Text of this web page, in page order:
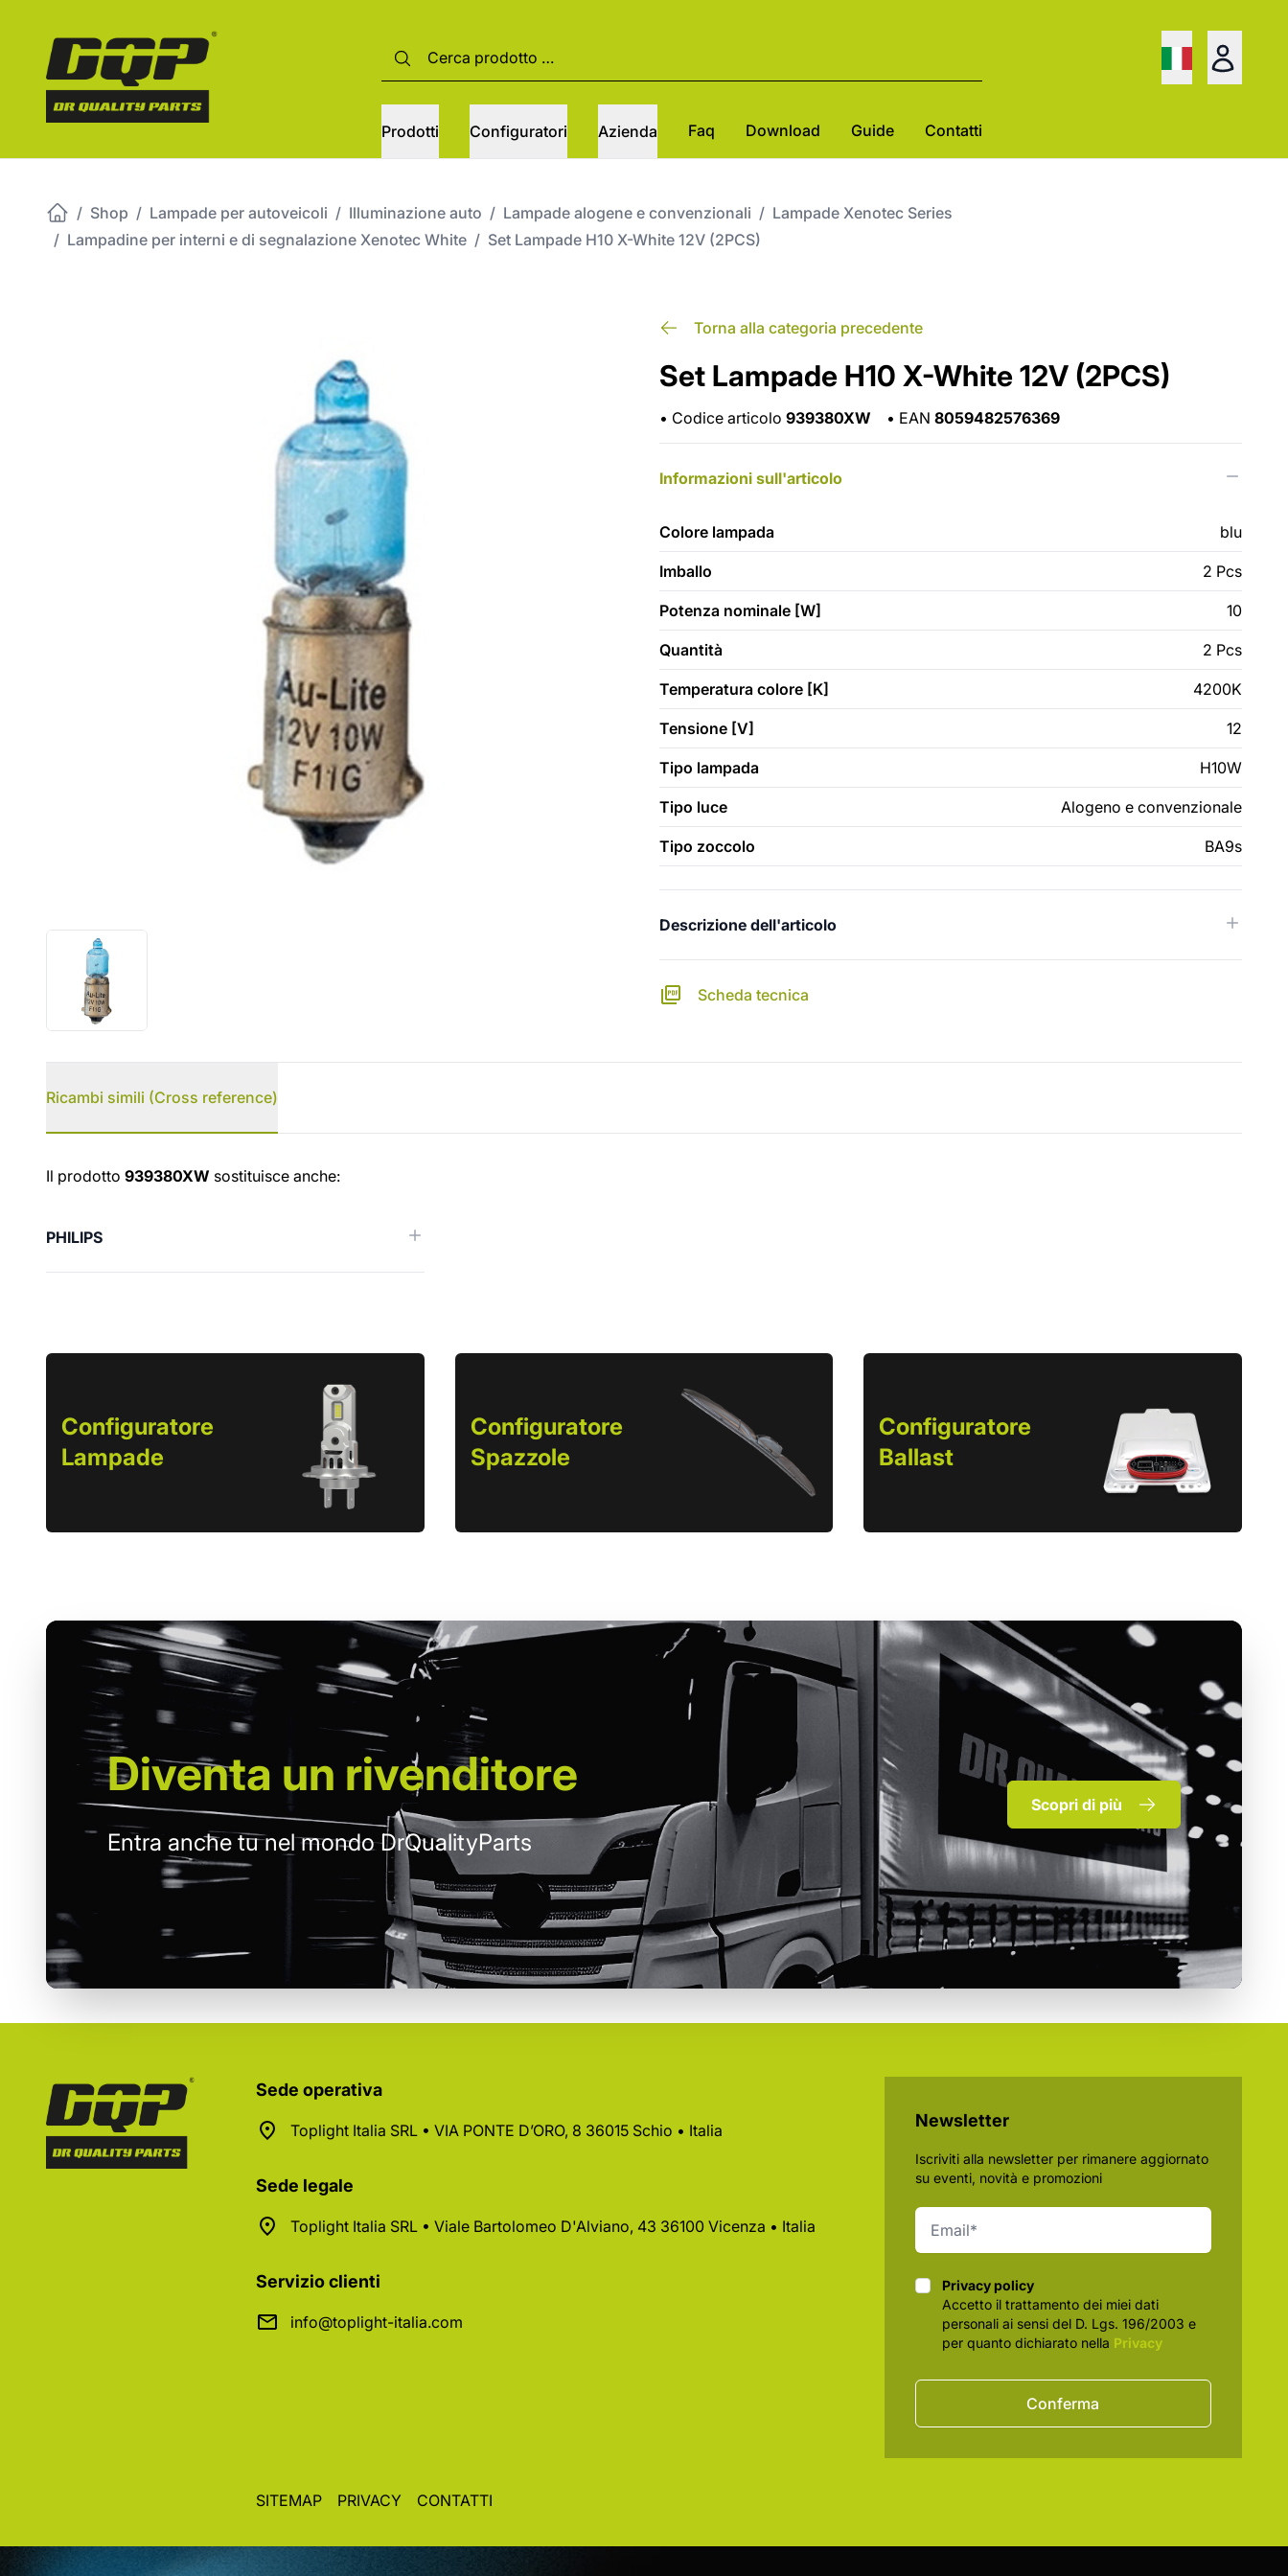
Prodotti Configuratori Azienda Faq Download Guide Contatti
/ Shop / Lampade per autoveicoli / Illuminazione auto / Lampade alogene e convenzionali / Lampade Xenotec Series
/ Lampadine per interni e di segnalazione Xenotec White / Set Lampade H10 X-White 12V (2PCS)
Torna alla categoria precedente
Set Lampade H10 X-White 12V (2PCS)
• Codice articolo 939380XW • EAN 8059482576369
Informazioni sull'articolo
Colore lampada blu
Imballo 2 Pcs
Potenza nominale [W] 10
Quantità 2 Pcs
Temperatura colore [K] 4200K
Tensione [V] 12
Tipo lampada H10W
Tipo luce Alogeno e convenzionale
Tipo zoccolo BA9s
Descrizione dell'articolo
Scheda tecnica
Ricambi simili (Cross reference)
Ricambi simili (Cross reference)
Il prodotto 939380XW sostituisce anche:
PHILIPS
Configuratore
Lampade
Configuratore
Spazzole
Configuratore
Ballast
Diventa un rivenditore
Entra anche tu nel mondo DrQualityParts
Scopri di più
Sede operativa
Toplight Italia SRL • VIA PONTE D’ORO, 8 36015 Schio • Italia
Sede legale
Toplight Italia SRL • Viale Bartolomeo D'Alviano, 43 36100 Vicenza • Italia
Servizio clienti
info@toplight-italia.com
Newsletter
Iscriviti alla newsletter per rimanere aggiornato
su eventi, novità e promozioni
Privacy policy
Privacy policy
Accetto il trattamento dei miei dati
personali ai sensi del D. Lgs. 196/2003 e
per quanto dichiarato nella Privacy
Conferma
SITEMAP PRIVACY CONTATTI